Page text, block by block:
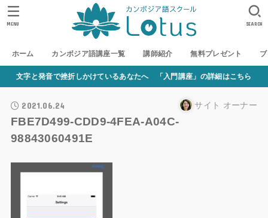
ホーム カンボジア語講座一覧 講師紹介 無料プレゼント
SEARCH
MENU
文字と発音で挫折しかけているあなたへ 「入門講座」の詳細はこちら
2021.06.24 サイト オーナー
FBE7D499-CDD9-4FEA-A04C-
98843060491E